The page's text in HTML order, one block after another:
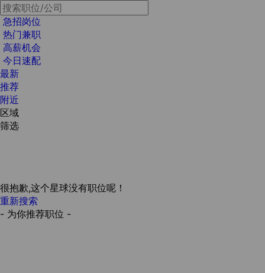
急招岗位
热门兼职
高薪机会
今日速配
最新
推荐
附近
区域
筛选
很抱歉,这个星球没有职位呢！
重新搜索
- 为你推荐职位 -